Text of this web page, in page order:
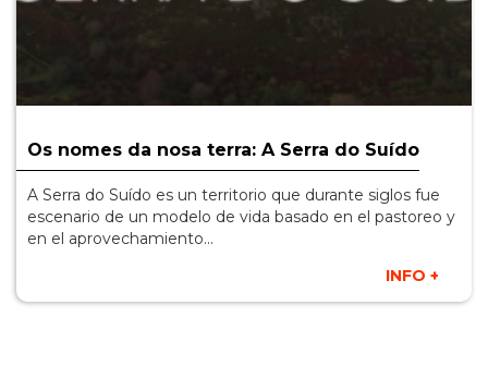
Os nomes da nosa terra: A Serra do Suído
A Serra do Suído es un territorio que durante siglos fue
escenario de un modelo de vida basado en el pastoreo y
en el aprovechamiento...
INFO +